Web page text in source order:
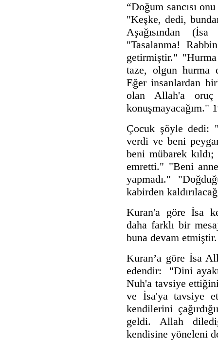
“Doğum sancısı
"Keşke, dedi,
Aşağısından
"Tasalanma!
getirmiştir."
taze, olgun hurma
Eğer insanlardan
olan Allah'a oruç
konuşmayacağım."
Çocuk şöyle dedi:
verdi ve beni
beni mübarek kıldı;
emretti." "Beni
yapmadı."
kabirden
Kuran'a göre İsa
daha farklı bir
buna devam etmiştir.
Kuran’a göre İsa
edendir: "Dini
Nuh'a tavsiye
ve İsa'ya tavsiye
kendilerini
geldi. Allah
kendisine yöneleni